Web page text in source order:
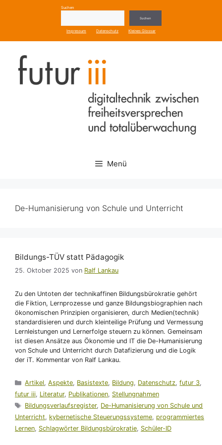
Suchen
Suchen
Impressum Datenschutz Kleines Glossar
Menü
De-Humanisierung von Schule und Unterricht
Bildungs-TÜV statt Pädagogik
25. Oktober 2025 von Ralf Lankau
Zu den Untoten der technikaffinen Bildungsbürokratie gehört
die Fiktion, Lernprozesse und ganze Bildungsbiographien nach
ökonomischen Prinzipien organisieren, durch Medien(technik)
standardisieren und durch kleinteilige Prüfung und Vermessung
Lernleistungen und Lernerfolge steuern zu können. Gemeinsam
ist diesen Ansätze aus Ökonomie und IT die De-Humanisierung
von Schule und Unterricht durch Datafizierung und die Logik
der iT. Kommentar von Ralf Lankau.
Kategorien
Artikel,Aspekte, Basistexte, Bildung, Datenschutz,futur 3,
futur iii, Literatur, Publikationen, Stellungnahmen
Schlagwörter
Bildungsverlaufsregister, De-Humanisierung von Schule und
Unterricht, kybernetische Steuerungssysteme, programmiertes
Lernen, Schlagwörter Bildungsbürokratie, Schüler-ID